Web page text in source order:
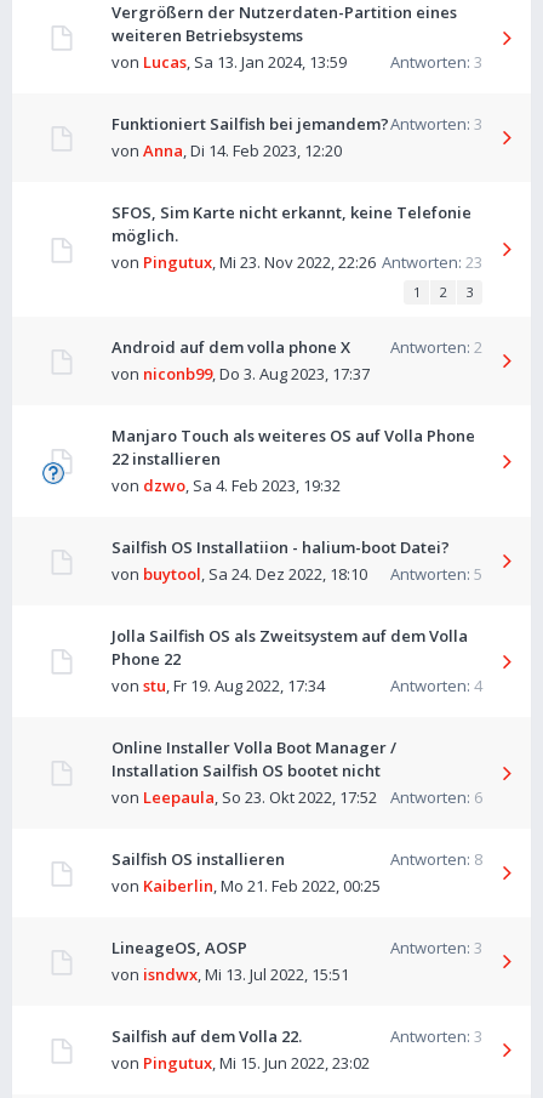
Vergrößern der Nutzerdaten-Partition eines
weiteren Betriebsystems
Antworten: 3
von Lucas, Sa 13. Jan 2024, 13:59
Funktioniert Sailfish bei jemandem?Antworten: 3
von Anna,Di 14. Feb 2023, 12:20
SFOS, Sim Karte nicht erkannt, keine Telefonie
möglich.
Antworten: 23
von Pingutux,Mi 23. Nov 2022, 22:26
1 2 3
Android auf dem volla phone X Antworten: 2
von niconb99,Do 3. Aug 2023, 17:37
Manjaro Touch als weiteres OS auf Volla Phone
22 installieren
von dzwo, Sa 4. Feb 2023, 19:32
Sailfish OS Installatiion - halium-boot Datei?
Antworten: 5
von buytool, Sa 24. Dez 2022, 18:10
Jolla Sailfish OS als Zweitsystem auf dem Volla
Phone 22
Antworten: 4
von stu,Fr 19. Aug 2022, 17:34
Online Installer Volla Boot Manager /
Installation Sailfish OS bootet nicht
Antworten: 6
von Leepaula, So 23. Okt 2022, 17:52
Sailfish OS installieren Antworten: 8
von Kaiberlin,Mo 21. Feb 2022, 00:25
LineageOS, AOSP Antworten: 3
von isndwx,Mi 13. Jul 2022, 15:51
Sailfish auf dem Volla 22. Antworten: 3
von Pingutux,Mi 15. Jun 2022, 23:02